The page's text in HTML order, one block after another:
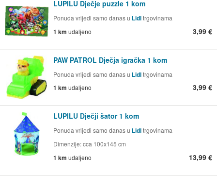
LUPILU Dječje puzzle 1 kom
Ponuda vrijedi samo danas u Lidltrgovinama
1 km udaljeno 3,99 €
PAW PATROL Dječja igračka 1 kom
Ponuda vrijedi samo danas u Lidltrgovinama
1 km udaljeno 3,99 €
LUPILU Dječji šator 1 kom
Ponuda vrijedi samo danas u Lidltrgovinama
Dimenzije: cca 100x145 cm
1 km udaljeno 13,99 €